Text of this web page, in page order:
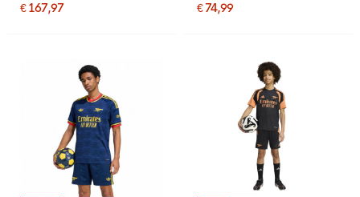
€ 167,97 € 74,99